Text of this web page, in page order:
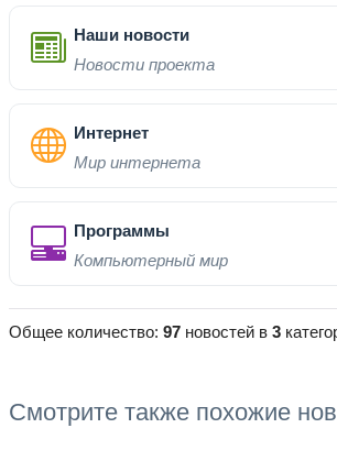
Наши новости
Новости проекта
Интернет
Мир интернета
Программы
Компьютерный мир
Общее количество: 97 новостей в 3
Смотрите также похожие